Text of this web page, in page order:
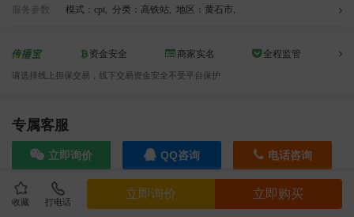
收藏 打电话
立即询价 立即购买
04:12:36 181****8167
联系了该媒体所在商家
10:08:47
155****5272
联系了该媒体所在商家
04:09:07
11:44:28 130****3379 联系了该媒体所在商家
08:36:41 191****0991
联系了该媒体所在商家
186****8762 联系了该媒体所在商家
06:11:20
联系了该媒体所在商家
服务参数 模式：cpt, 分类：高铁站, 地区：黄石市,
资金安全 商家实名 全程监管
请选择线上担保交易，线下交易资金安全不受平台保护
专属客服
立即询价 QQ咨询 电话咨询
效果截图